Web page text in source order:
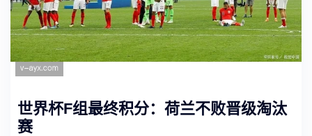
世界杯F组最终积分：荷兰不败晋级淘汰
赛